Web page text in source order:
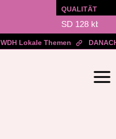
QUALITÄT
WDH Lokale Themen